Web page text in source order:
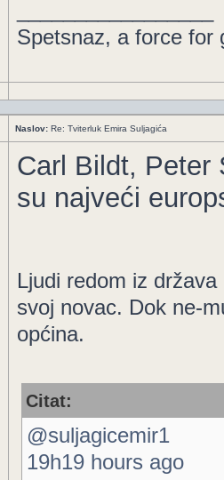
Spetsnaz, a force for
Naslov: Re: Tviterluk Emira Suljagića
Carl Bildt, Peter
su najveći
Ljudi redom iz
svoj novac. Dok ne-
općina.
Citat:
@suljagicemir1
19h19 hours ago